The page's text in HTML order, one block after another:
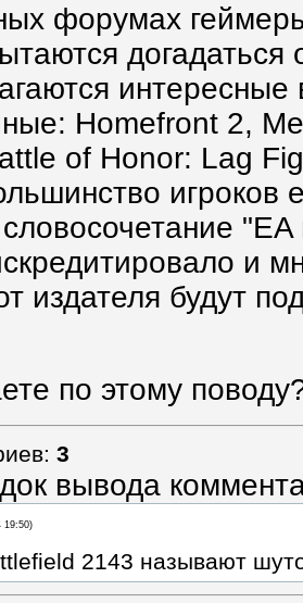
форумах
догадаться
Homefront 2,
of Honor: Lag
игроков
и
издателя будут
по этому
: 3
вывода
19:50)
2143 называют